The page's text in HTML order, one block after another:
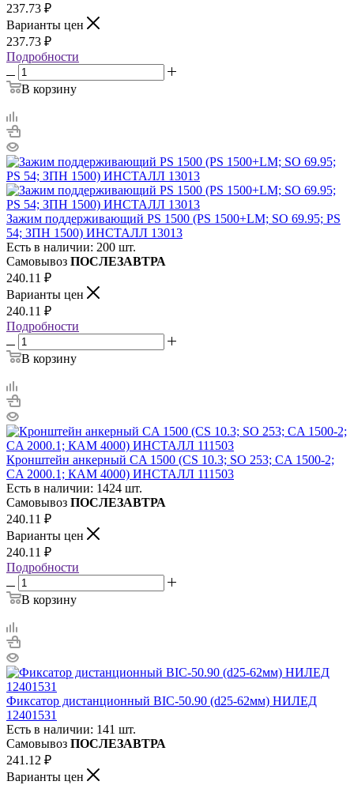
237.73 ₽
Варианты цен
237.73 ₽
Подробности
В корзину
Зажим поддерживающий PS 1500 (PS 1500+LM; SO 69.95; PS
54; ЗПН 1500) ИНСТАЛЛ 13013
Есть в наличии: 200 шт.
Самовывоз ПОСЛЕЗАВТРА
240.11 ₽
Варианты цен
240.11 ₽
Подробности
В корзину
Кронштейн анкерный СA 1500 (CS 10.3; SO 253; CA 1500-2;
CA 2000.1; КАМ 4000) ИНСТАЛЛ 111503
Есть в наличии: 1424 шт.
Самовывоз ПОСЛЕЗАВТРА
240.11 ₽
Варианты цен
240.11 ₽
Подробности
В корзину
Фиксатор дистанционный BIC-50.90 (d25-62мм) НИЛЕД
12401531
Есть в наличии: 141 шт.
Самовывоз ПОСЛЕЗАВТРА
241.12 ₽
Варианты цен